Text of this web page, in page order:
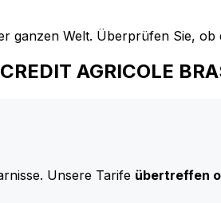
ganzen Welt. Überprüfen Sie,
AGRICOLE
Unsere Tarife übertreffen